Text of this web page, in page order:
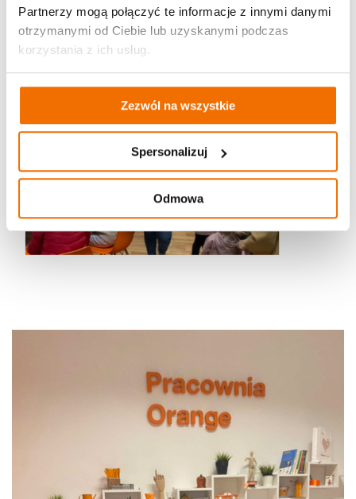
Partnerzy mogą połączyć te informacje z innymi danymi
otrzymanymi od Ciebie lub uzyskanymi podczas
korzystania z ich usług.
Zezwól na wszystkie
Spersonalizuj
Odmowa